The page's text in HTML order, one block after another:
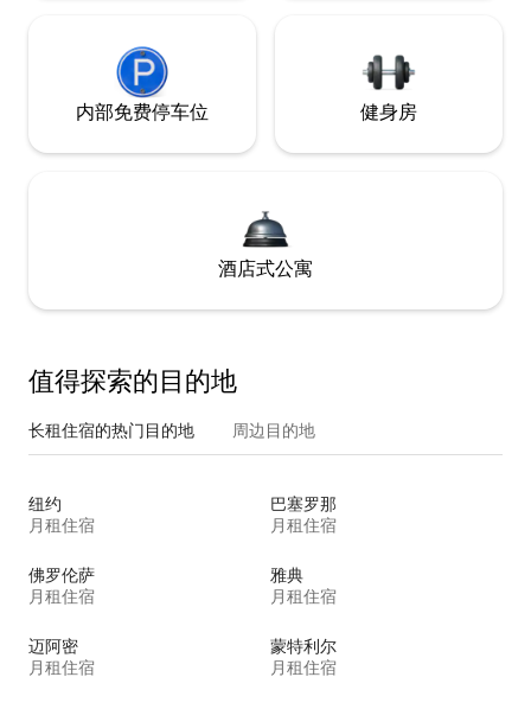
内部免费停车位 健身房
酒店式公寓
值得探索的目的地
长租住宿的热门目的地 周边目的地
纽约
月租住宿
巴塞罗那
月租住宿
佛罗伦萨
月租住宿
雅典
月租住宿
迈阿密
月租住宿
蒙特利尔
月租住宿